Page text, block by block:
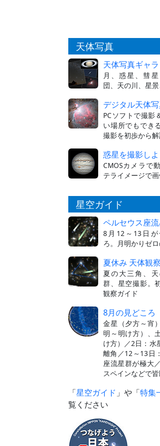
天体写真
天体写真ギャ
月、惑星、彗
団、天の川、星
デジタル天体
PCソフトで撮影
い場所でもでき
撮影を初歩から解
惑星を撮影しよ
CMOSカメラで
テライメージで
星空ガイド
ペルセウス座
8月12～13日
ろ。月明かりゼロ
夏休み 天体観
夏の大三角、
群、星空撮影。
観察ガイド
8月の見どころ
金星（夕方～宵
明～明け方）、
け方）／2日：水
離角／12～13日
座流星群が極大
スペインなどで
「星空ガイド 」や「特集
覧ください